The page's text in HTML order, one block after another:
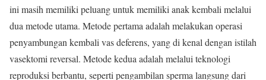
ini masih memiliki peluang untuk memiliki anak kembali melalui
dua metode utama. Metode pertama adalah melakukan operasi
penyambungan kembali vas deferens, yang di kenal dengan istilah
vasektomi reversal. Metode kedua adalah melalui teknologi
reproduksi berbantu, seperti pengambilan sperma langsung dari